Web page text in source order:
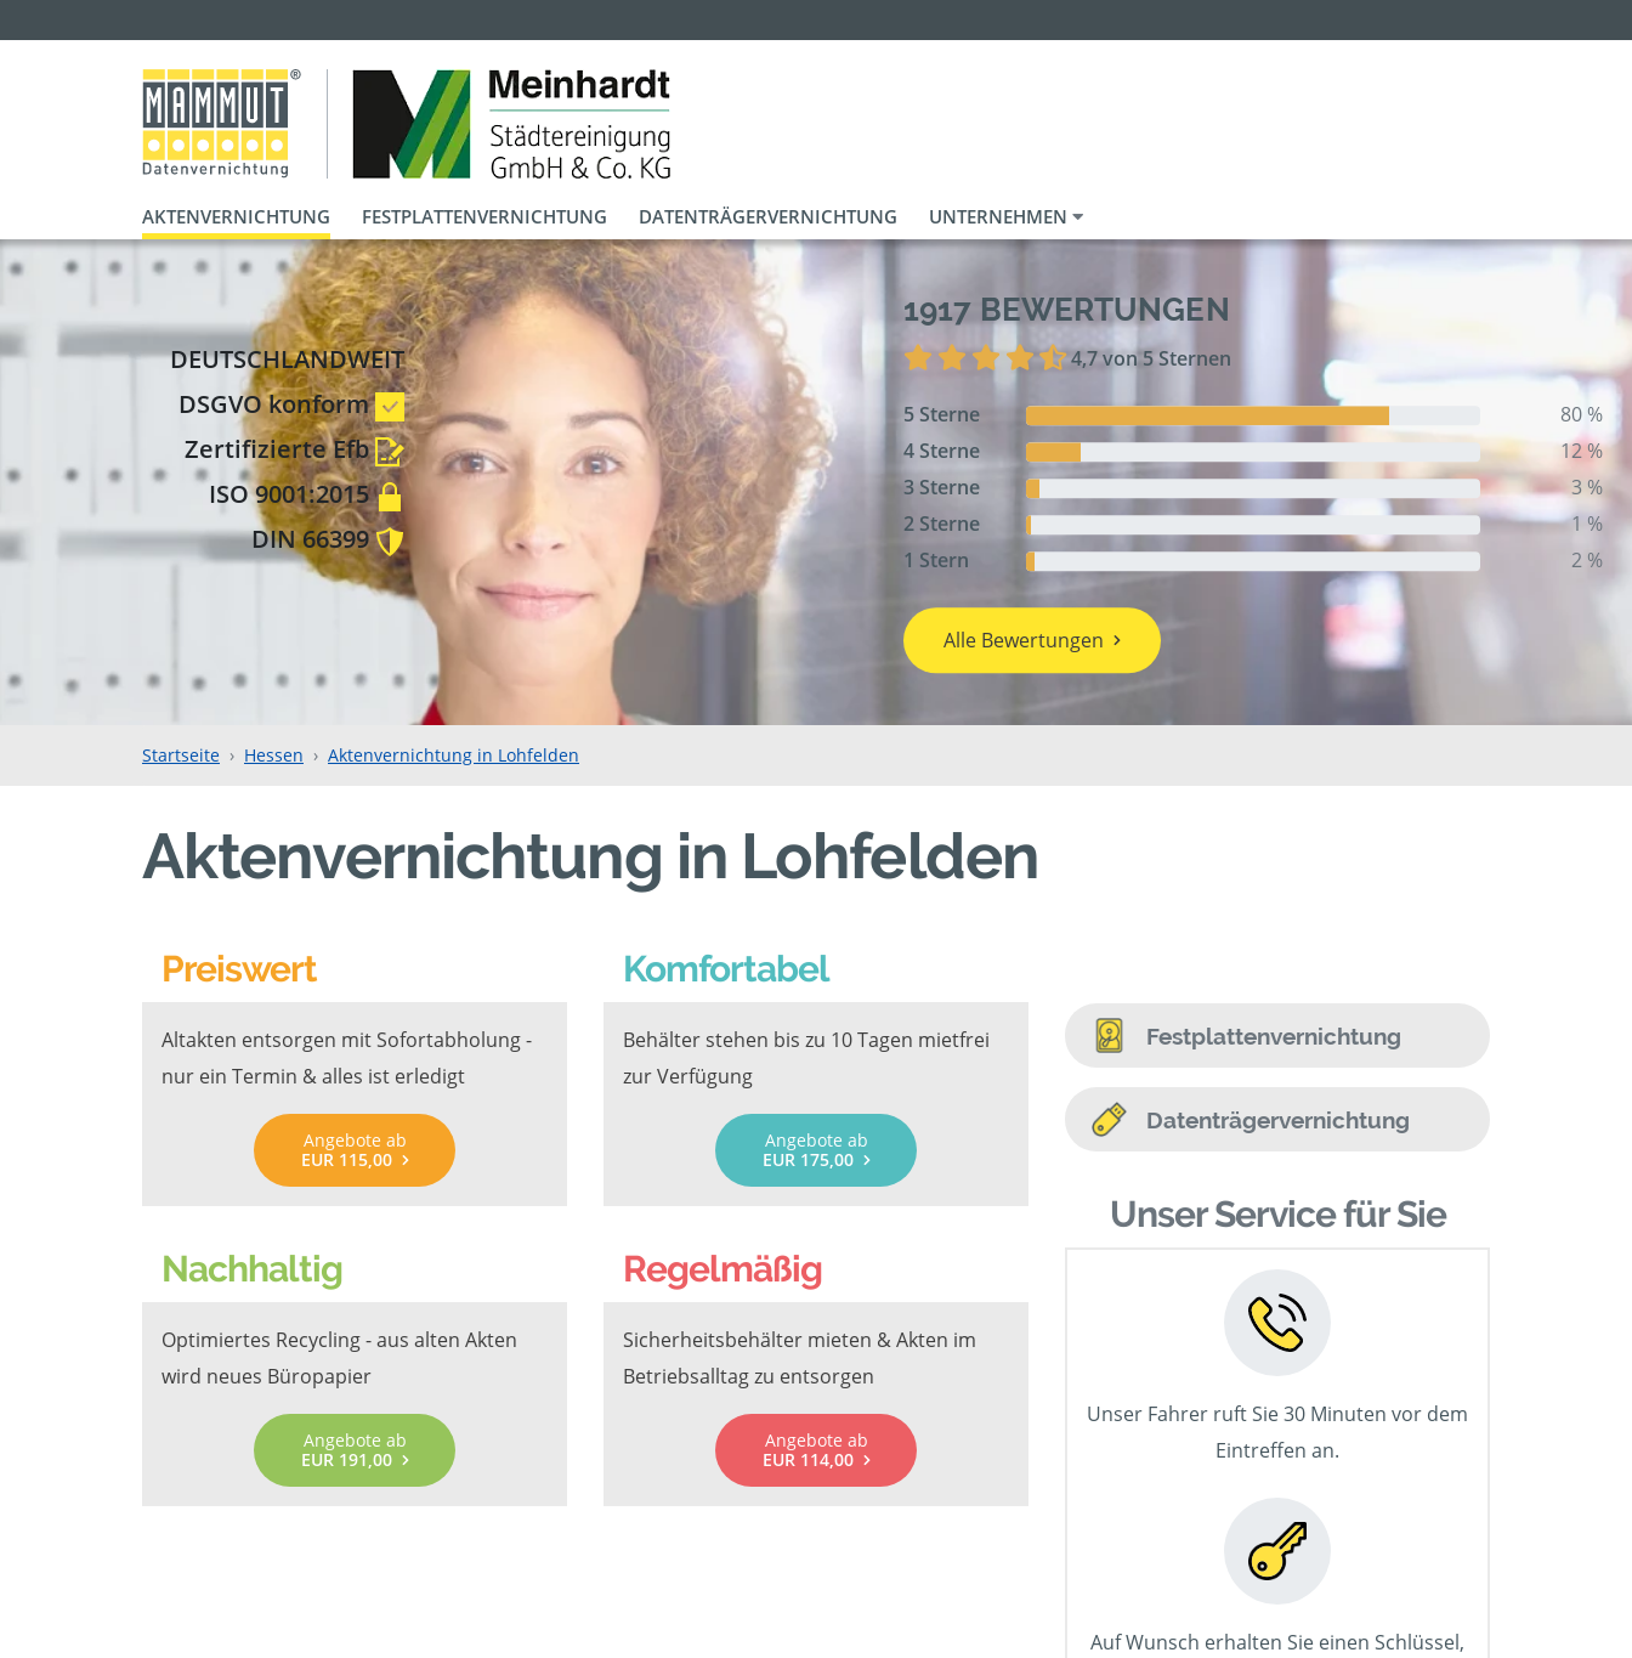
AKTENVERNICHTUNG FESTPLATTENVERNICHTUNG DATENTRÄGERVERNICHTUNG UNTERNEHMEN
DEUTSCHLANDWEIT
DSGVO konform
Zertifizierte Efb
ISO 9001:2015
DIN 66399
1917 BEWERTUNGEN
4,7 von 5 Sternen
5 Sterne
80 %
4 Sterne
12 %
3 Sterne
3 %
2 Sterne
1 %
1 Stern
2 %
Alle Bewertungen
Startseite Hessen Aktenvernichtung in Lohfelden
Aktenvernichtung in Lohfelden
Preiswert
Altakten entsorgen mit Sofortabholung -
nur ein Termin & alles ist erledigt
Angebote ab
EUR 115,00
Komfortabel
Behälter stehen bis zu 10 Tagen mietfrei
zur Verfügung
Angebote ab
EUR 175,00
Nachhaltig
Optimiertes Recycling - aus alten Akten
wird neues Büropapier
Angebote ab
EUR 191,00
Regelmäßig
Sicherheitsbehälter mieten & Akten im
Betriebsalltag zu entsorgen
Angebote ab
EUR 114,00
Festplattenvernichtung
Datenträgervernichtung
Unser Service für Sie
Unser Fahrer ruft Sie 30 Minuten vor dem
Eintreffen an.
Auf Wunsch erhalten Sie einen Schlüssel,